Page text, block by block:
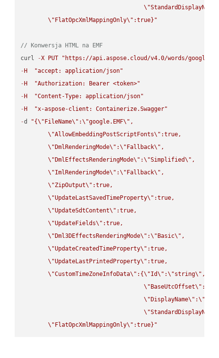
\"StandardDisplayName
\" FlatOpcXmlMappingOnly\" :true}"
// Konwersja HTML na EMF
curl
-X PUT
"https://api.aspose.cloud/v4.0/words/
- H
"accept: application/json"
- H
"Authorization: Bearer <token>"
- H
"Content-Type: application/json"
- H
"x-aspose-client: Containerize.Swagger"
-d "{\" FileName\" :\"google.EMF\" ,
\"AllowEmbeddingPostScriptFonts\" :true,
\" DmlRenderingMode\" :\" Fallback\" ,
\" DmlEffectsRenderingMode\" :\"Simplified\" ,
\"ImlRenderingMode\" :\" Fallback\" ,
\"ZipOutput\" :true,
\"UpdateLastSavedTimeProperty\" :true,
\"UpdateSdtContent\" :true,
\"UpdateFields\" :true,
\" Dml3DEffectsRenderingMode\" :\" Basic\" ,
\"UpdateCreatedTimeProperty\" :true,
\"UpdateLastPrintedProperty\" :true,
\"CustomTimeZoneInfoData\" :{\"Id\" :\"string\" ,
\" BaseUtcOffset\" :
\" DisplayName\" :\"
\"StandardDisplayName
\" FlatOpcXmlMappingOnly\" :true}"